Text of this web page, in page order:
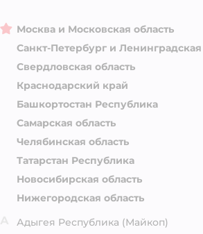
Москва и Московская область
Санкт-Петербург и Ленинградская
Свердловская область
Краснодарский край
Башкортостан Республика
Самарская область
Челябинская область
Татарстан Республика
Новосибирская область
Нижегородская область
Адыгея Республика (Майкоп)